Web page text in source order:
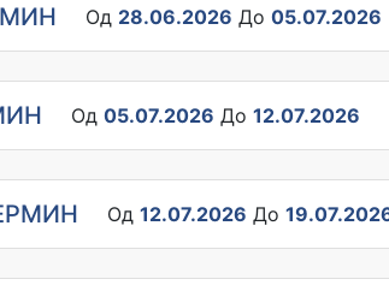
Од 28.06.2026 До 05.07.2026
Од 05.07.2026 До 12.07.2026
Од 12.07.2026 До